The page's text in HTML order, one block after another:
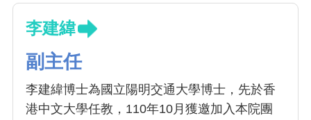
李建緯
副主任
李建緯博士為國立陽明交通大學博士，先於香
港中文大學任教，110年10月獲邀加入本院團